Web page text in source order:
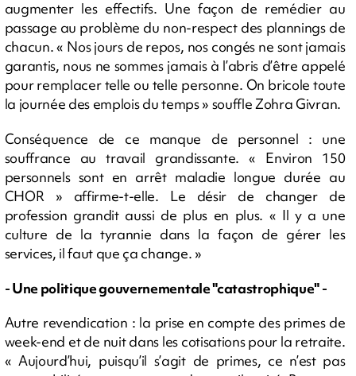
augmenter les effectifs. Une façon de remédier au
passage au problème du non-respect des plannings de
chacun. « Nos jours de repos, nos congés ne sont jamais
garantis, nous ne sommes jamais à l’abris d’être appelé
pour remplacer telle ou telle personne. On bricole toute
la journée des emplois du temps » souffle Zohra Givran.
Conséquence de ce manque de personnel : une
souffrance au travail grandissante. « Environ 150
personnels sont en arrêt maladie longue durée au
CHOR » affirme-t-elle. Le désir de changer de
profession grandit aussi de plus en plus. « Il y a une
culture de la tyrannie dans la façon de gérer les
services, il faut que ça change. »
- Une politique gouvernementale "catastrophique" -
Autre revendication : la prise en compte des primes de
week-end et de nuit dans les cotisations pour la retraite.
« Aujourd’hui, puisqu’il s’agit de primes, ce n’est pas